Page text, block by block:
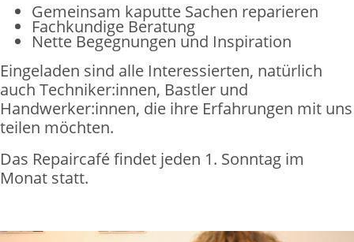
Ausstellungen
Freiwilliges Engagement
Spendenaufruf
Unser Selbstverständnis
Gemeinsam kaputte Sachen reparieren
Fachkundige Beratung
Nette Begegnungen und Inspiration
Eingeladen sind alle Interessierten, natürlich
auch Techniker:innen, Bastler und
Handwerker:innen, die ihre Erfahrungen mit uns
teilen möchten.
Das Repaircafé findet jeden 1. Sonntag im
Monat statt.